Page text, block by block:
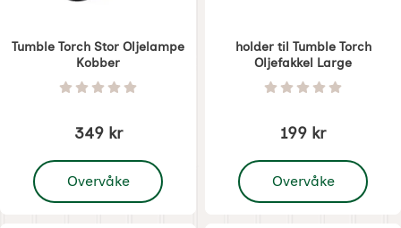
Tumble Torch Stor Oljelampe
Kobber
Varenummer 1716Vurdering: 0 Stjerne av 5
349 kr
Overvåke
, Tumble Torch Stor Oljelampe Kobber
holder til Tumble Torch
Oljefakkel Large
Varenummer 1717Vurdering: 0
199 kr
Overvåke
, holder til Tumble